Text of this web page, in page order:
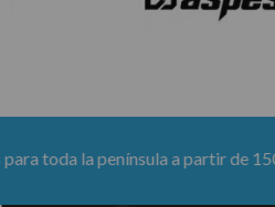
toda la península a partir de 150 €